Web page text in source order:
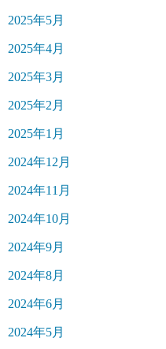
2025年5月
2025年4月
2025年3月
2025年2月
2025年1月
2024年12月
2024年11月
2024年10月
2024年9月
2024年8月
2024年6月
2024年5月